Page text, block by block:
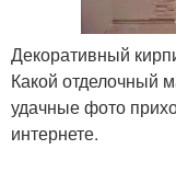
Декоративный
Какой отделочный
удачные фото
интернете.